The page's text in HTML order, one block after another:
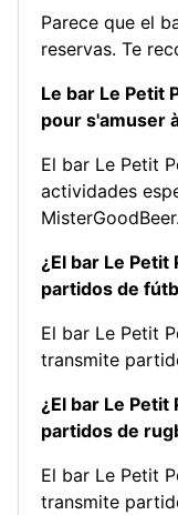
Parece que el
reservas. Te
Le bar Le Petit
pour s'amuser
El bar Le Petit
actividades
MisterGoodBeer.
¿El bar Le
partidos de
El bar Le Petit
transmite
¿El bar Le
partidos de
El bar Le Petit
transmite